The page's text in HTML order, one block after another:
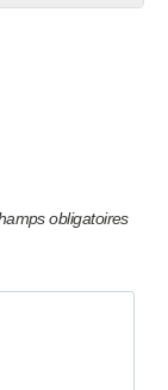
obligatoires